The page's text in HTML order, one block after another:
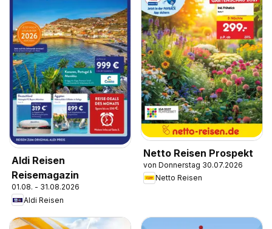
Aldi Reisen
Reisemagazin
01.08. - 31.08.2026
Aldi Reisen
Netto Reisen Prospekt
von Donnerstag 30.07.2026
Netto Reisen